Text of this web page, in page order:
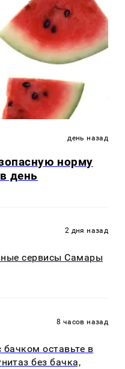
день назад
норму
день
2 дня назад
сервисы Самары
8 часов назад
бачком оставьте в
без бачка,